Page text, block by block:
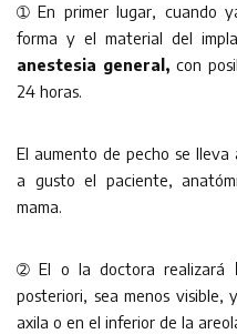
➀ En primer lugar, cuando
forma y el material del
anestesia general,con
24 horas.
El aumento de pecho se
a gusto el paciente,
mama.
➁ El o la doctora realizará
posteriori, sea menos visible,
axila o en el inferior de la